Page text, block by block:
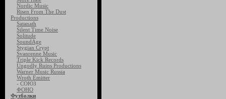
Nordic Music
Risen From The Dust
Productions
Satanath
Silent Time Noise
Solitude
SoundAge
Stygian Crypt
Svanrenne Music
Triple Kick Records
Ungodly Ruins Productions
Warner Music Russia
Wroth Emitter
- СОЮЗ
ФОНО
Футболки